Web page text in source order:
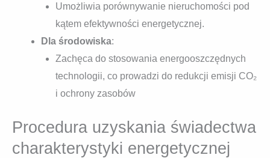
Umożliwia porównywanie nieruchomości pod
kątem efektywności energetycznej.
Dla środowiska:
Zachęca do stosowania energooszczędnych
technologii, co prowadzi do redukcji emisji CO₂
i ochrony zasobów
Procedura uzyskania świadectwa
charakterystyki energetycznej